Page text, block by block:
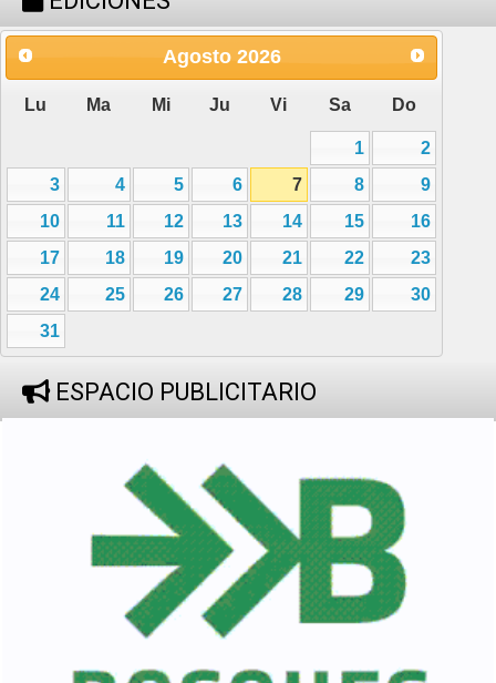
Agosto 2026
Lu Ma Mi Ju Vi Sa Do
1
2
3
4 5 6 7 8
9
10
11 12 13 14 15
16
17
18 19 20 21 22
23
24
25 26 27 28 29
30
31
ESPACIO PUBLICITARIO